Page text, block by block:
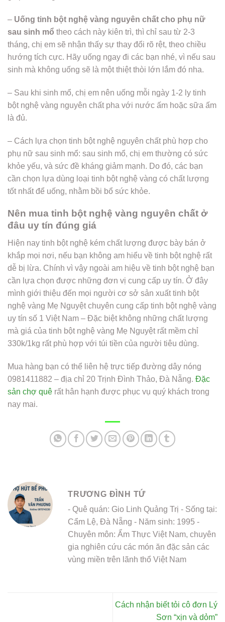
– Uống tinh bột nghệ vàng nguyên chất cho phụ nữ
sau sinh mổ theo cách này kiên trì, thì chỉ sau từ 2-3
tháng, chị em sẽ nhận thấy sự thay đổi rõ rệt, theo chiều
hướng tích cực. Hãy uống ngay đi các bạn nhé, vì nếu sau
sinh mà không uống sẽ là một thiệt thòi lớn lắm đó nha.
– Sau khi sinh mổ, chị em nên uống mỗi ngày 1-2 ly tinh
bột nghệ vàng nguyên chất pha với nước ấm hoặc sữa ấm
là đủ.
– Cách lựa chọn tinh bột nghệ nguyên chất phù hợp cho
phụ nữ sau sinh mổ: sau sinh mổ, chị em thường có sức
khỏe yếu, và sức đề kháng giảm mạnh. Do đó, các bạn
cần chọn lựa dùng loại tinh bột nghệ vàng có chất lượng
tốt nhất để uống, nhằm bồi bổ sức khỏe.
Nên mua tinh bột nghệ vàng nguyên chất ở
đâu uy tín đúng giá
Hiện nay tinh bột nghệ kém chất lượng được bày bán ở
khắp mọi nơi, nếu bạn không am hiểu về tinh bột nghệ rất
dễ bị lừa. Chính vì vậy ngoài am hiệu về tinh bột nghệ bạn
cần lựa chọn được những đơn vị cung cấp uy tín. Ở đây
mình giới thiệu đến mọi người cơ sở sản xuất tinh bột
nghệ vàng Mẹ Nguyệt chuyên cung cấp tinh bột nghệ vàng
uy tín số 1 Việt Nam – Đặc biệt không những chất lượng
mà giá của tinh bột nghệ vàng Mẹ Nguyệt rất mềm chỉ
330k/1kg rất phù hợp với túi tiền của người tiêu dùng.
Mua hàng bạn có thể liên hệ trực tiếp đường dây nóng
0981411882 – địa chỉ 20 Trịnh Đình Thảo, Đà Nẵng. Đặc
sản chợ quê rất hân hạnh được phục vụ quý khách trong
nay mai.
TRƯƠNG ĐÌNH TỨ
- Quê quán: Gio Linh Quảng Trị - Sống tại:
Cẩm Lệ, Đà Nẵng - Năm sinh: 1995 -
Chuyên môn: Ẩm Thực Việt Nam, chuyên
gia nghiên cứu các món ăn đặc sản các
vùng miền trên lãnh thổ Việt Nam
Cách nhận biết tỏi cô đơn Lý
Sơn “xịn và dỏm”